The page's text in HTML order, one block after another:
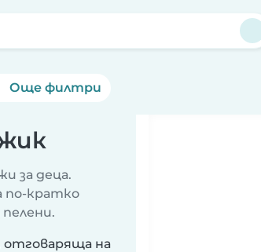
Още филтри
за деца.
по-кратко
отговаряща на